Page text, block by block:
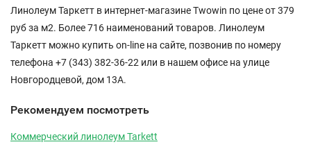
Линолеум Таркетт в интернет-магазине Twowin по цене от 379
руб за м2. Более 716 наименований товаров. Линолеум
Таркетт можно купить on-line на сайте, позвонив по номеру
телефона +7 (343) 382-36-22 или в нашем офисе на улице
Новгородцевой, дом 13А.
Рекомендуем посмотреть
Коммерческий линолеум Tarkett